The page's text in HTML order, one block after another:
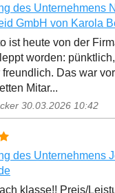
des Unternehmens
GmbH von Karola
ist heute von der
worden:
freundlich. Das war
Mitar...
30.03.2026 10:42
des Unternehmens
klasse!! Preis/